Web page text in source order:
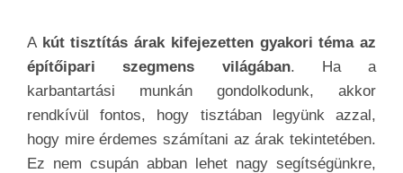
A kút tisztítás árak kifejezetten gyakori téma az
építőipari szegmens világában. Ha a
karbantartási munkán gondolkodunk, akkor
rendkívül fontos, hogy tisztában legyünk azzal,
hogy mire érdemes számítani az árak tekintetében.
Ez nem csupán abban lehet nagy segítségünkre,